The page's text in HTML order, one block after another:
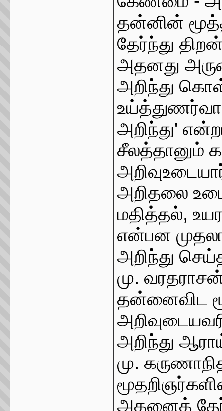
தன்னின்
தேர்ந்து
அதனது
அறிந்து
அறிந்து'
சீலத்தானும்
அறிதலை
மதித்தல்,
என்பன
அறிந்து
மு.
தன்னைவிட
அறிந்து
மு.
அதனைத்